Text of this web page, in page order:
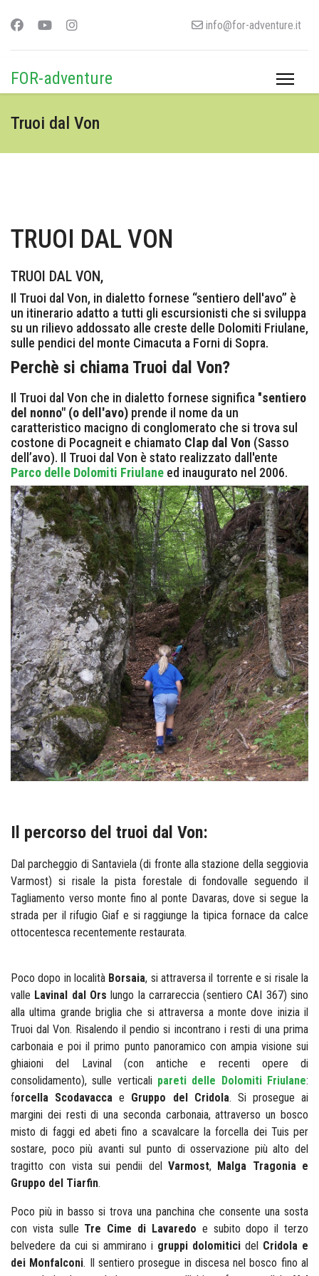
info@for-adventure.it
FOR-adventure
Truoi dal Von
TRUOI DAL VON
TRUOI DAL VON,
Il Truoi dal Von, in dialetto fornese “sentiero dell'avo” è
un itinerario adatto a tutti gli escursionisti che si sviluppa
su un rilievo addossato alle creste delle Dolomiti Friulane,
sulle pendici del monte Cimacuta a Forni di Sopra.
Perchè si chiama Truoi dal Von?
Il Truoi dal Von che in dialetto fornese significa "sentiero
del nonno" (o dell'avo) prende il nome da un
caratteristico macigno di conglomerato che si trova sul
costone di Pocagneit e chiamato Clap dal Von (Sasso
dell’avo). Il Truoi dal Von è stato realizzato dall'ente
Parco delle Dolomiti Friulane ed inaugurato nel 2006.
Il percorso del truoi dal Von:
Dal parcheggio di Santaviela (di fronte alla stazione della seggiovia
Varmost) si risale la pista forestale di fondovalle seguendo il
Tagliamento verso monte fino al ponte Davaras, dove si segue la
strada per il rifugio Giaf e si raggiunge la tipica fornace da calce
ottocentesca recentemente restaurata.
Poco dopo in località Borsaia, si attraversa il torrente e si risale la
valle Lavinal dal Ors lungo la carrareccia (sentiero CAI 367) sino
alla ultima grande briglia che si attraversa a monte dove inizia il
Truoi dal Von. Risalendo il pendio si incontrano i resti di una prima
carbonaia e poi il primo punto panoramico con ampia visione sui
ghiaioni del Lavinal (con antiche e recenti opere di
consolidamento), sulle verticali pareti delle Dolomiti Friulane:
forcella Scodavacca e Gruppo del Cridola. Si prosegue ai
margini dei resti di una seconda carbonaia, attraverso un bosco
misto di faggi ed abeti fino a scavalcare la forcella dei Tuis per
sostare, poco più avanti sul punto di osservazione più alto del
tragitto con vista sui pendii delVarmost, Malga Tragonia e
Gruppo del Tiarfin.
Poco più in basso si trova una panchina che consente una sosta
con vista sulle Tre Cime di Lavaredo e subito dopo il terzo
belvedere da cui si ammirano i gruppi dolomitici del Cridola e
dei Monfalconi. Il sentiero prosegue in discesa nel bosco fino al